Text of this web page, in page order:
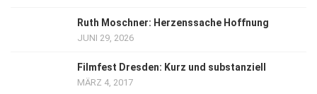
Ruth Moschner: Herzenssache Hoffnung
JUNI 29, 2026
Filmfest Dresden: Kurz und substanziell
MÄRZ 4, 2017